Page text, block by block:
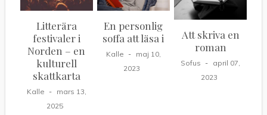
Litterära
festivaler i
Norden – en
kulturell
skattkarta
Kalle
mars 13,
2025
En personlig
soffa att läsa i
Kalle
maj 10,
2023
Att skriva en
roman
Sofus
april 07,
2023